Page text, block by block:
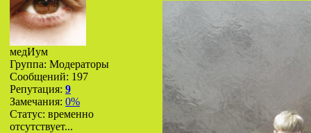
медИум
Группа: Модераторы
Сообщений: 197
Репутация: 9
Замечания: 0%
Статус: временно
отсутствует...